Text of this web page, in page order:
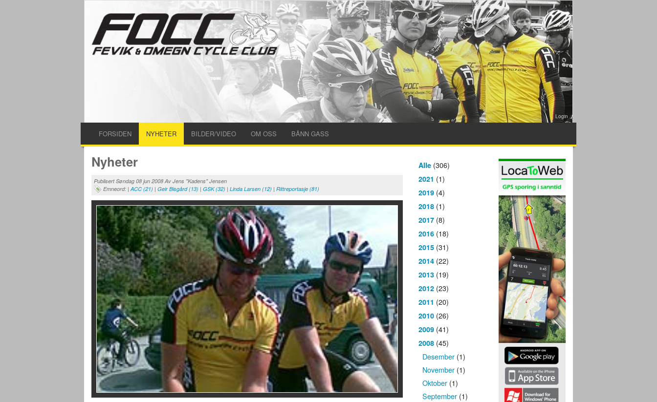
Login
FORSIDEN NYHETER BILDER/VIDEO OM OSS BÅNN GASS
Nyheter
Publisert Søndag 08 jun 2008 Av Jens "Kadens" Jensen
Emneord: | ACC (21) | Geir Bisgård (13) | GSK (32) | Linda Larsen (12) | Rittreportasje (81)
Alle(306)
2021 (1)
2019(4)
2018(1)
2017(8)
2016(18)
2015(31)
2014(22)
2013(19)
2012(23)
2011 (20)
2010(26)
2009(41)
2008(45)
Desember(1)
November(1)
Oktober(1)
September(1)